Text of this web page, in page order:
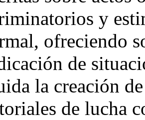
y
ofreciendo
de
la creación
de lucha